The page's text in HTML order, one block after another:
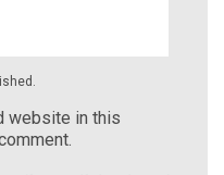
website in this